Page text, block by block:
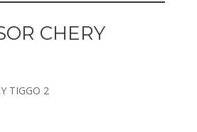
CHERY
TIGGO 2